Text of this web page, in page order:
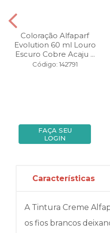
Coloração Alfaparf
Evolution 60 ml Louro
Escuro Cobre Acaju ...
Código: 142791
FAÇA SEU
LOGIN
Características
A Tintura Creme
os fios brancos